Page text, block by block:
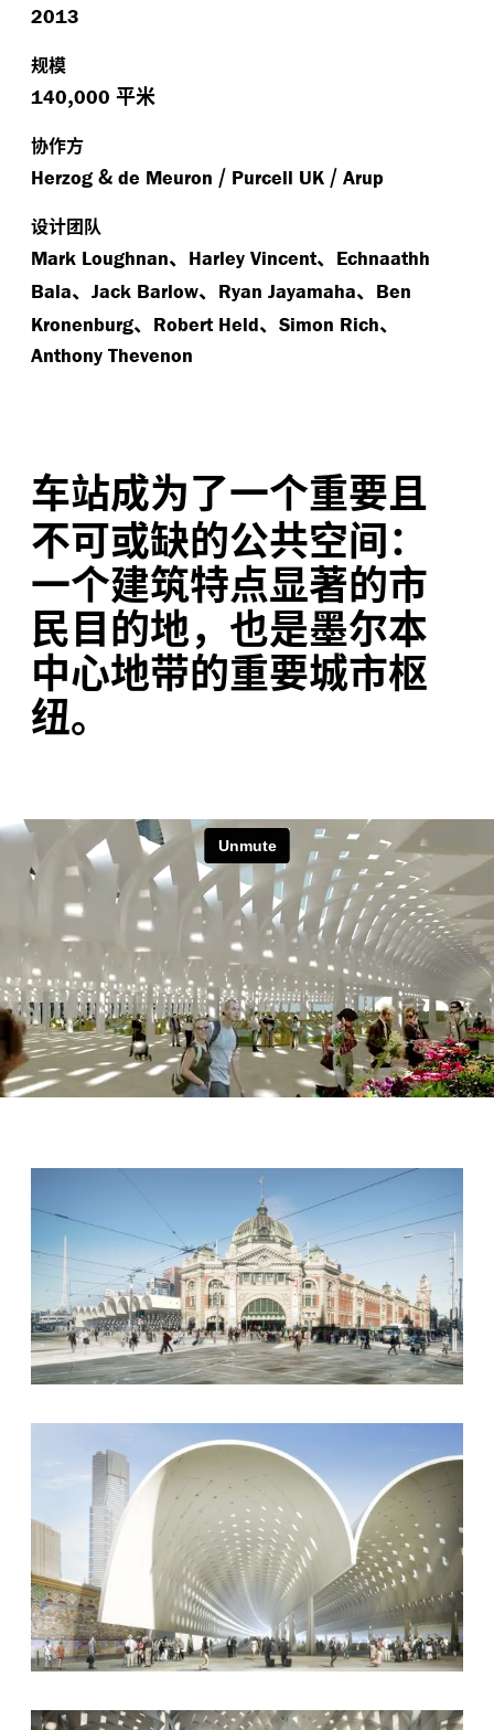
2013
规模
140,000 平米
协作方
Herzog & de Meuron / Purcell UK / Arup
设计团队
Mark Loughnan、 Harley Vincent、 Echnaathh
Bala、 Jack Barlow、 Ryan Jayamaha、 Ben
Kronenburg、 Robert Held、 Simon Rich、
Anthony Thevenon
车站成为了一个重要且
不可或缺的公共空间：
一个建筑特点显著的市
民目的地，也是墨尔本
中心地带的重要城市枢
纽。